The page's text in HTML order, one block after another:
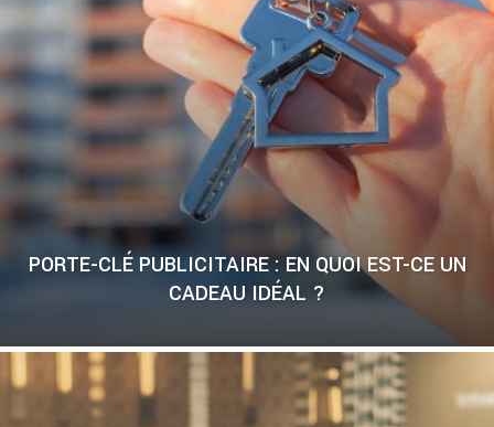
PORTE-CLÉ PUBLICITAIRE : EN QUOI EST-CE UN
CADEAU IDÉAL ?